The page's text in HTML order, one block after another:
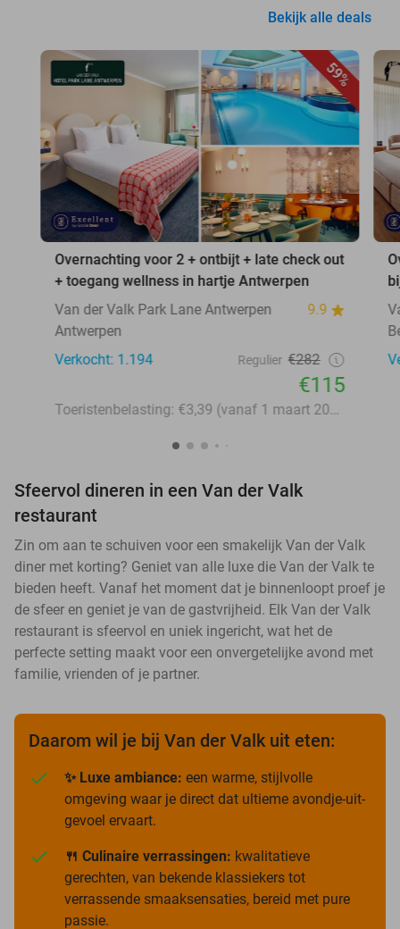
Bekijk alle deals
59%
Overnachting voor 2 + ontbijt + late check out
+ toegang wellness in hartje Antwerpen
Van der Valk Park Lane Antwerpen
9.9
Antwerpen
Verkocht: 1.194
Regulier €282
€115
Toeristenbelasting: €3,39 (vanaf 1 maart 2026: €3,58)
Sfeervol dineren in een Van der Valk
restaurant
Zin om aan te schuiven voor een smakelijk Van der Valk
diner met korting? Geniet van alle luxe die Van der Valk te
bieden heeft. Vanaf het moment dat je binnenloopt proef je
de sfeer en geniet je van de gastvrijheid. Elk Van der Valk
restaurant is sfeervol en uniek ingericht, wat het de
perfecte setting maakt voor een onvergetelijke avond met
familie, vrienden of je partner.
Daarom wil je bij Van der Valk uit eten:
✨ Luxe ambiance: een warme, stijlvolle
omgeving waar je direct dat ultieme avondje-uit-
gevoel ervaart.
🍴 Culinaire verrassingen: kwalitatieve
gerechten, van bekende klassiekers tot
verrassende smaaksensaties, bereid met pure
passie.